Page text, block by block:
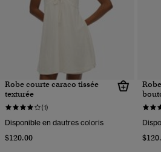
Robe courte caraco tissée
texturée
(1)
Disponible en dautres coloris
$120.00